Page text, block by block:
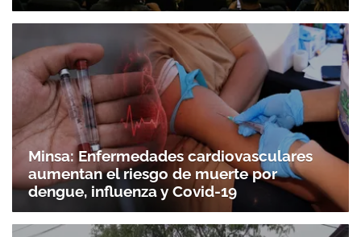
Minsa: Enfermedades cardiovasculares
aumentan el riesgo de muerte por
dengue, influenza y Covid-19